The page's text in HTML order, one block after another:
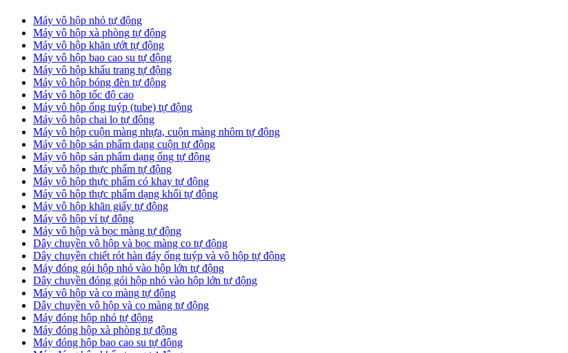
Máy vô hộp nhỏ tự động
Máy vô hộp xà phòng tự động
Máy vô hộp khăn ướt tự động
Máy vô hộp bao cao su tự động
Máy vô hộp khẩu trang tự động
Máy vô hộp bóng đèn tự động
Máy vô hộp tốc độ cao
Máy vô hộp ống tuýp (tube) tự động
Máy vô hộp chai lọ tự động
Máy vô hộp cuộn màng nhựa, cuộn màng nhôm tự động
Máy vô hộp sản phẩm dạng cuộn tự động
Máy vô hộp sản phẩm dạng ống tự động
Máy vô hộp thực phẩm tự động
Máy vô hộp thực phẩm có khay tự động
Máy vô hộp thực phẩm dạng khối tự động
Máy vô hộp khăn giấy tự động
Máy vô hộp vỉ tự động
Máy vô hộp và bọc màng tự động
Dây chuyền vô hộp và bọc màng co tự động
Dây chuyền chiết rót hàn đáy ống tuýp và vô hộp tự động
Máy đóng gói hộp nhỏ vào hộp lớn tự động
Dây chuyền đóng gói hộp nhỏ vào hộp lớn tự động
Máy vô hộp và co màng tự động
Dây chuyền vô hộp và co màng tự động
Máy đóng hộp nhỏ tự động
Máy đóng hộp xà phòng tự động
Máy đóng hộp bao cao su tự động